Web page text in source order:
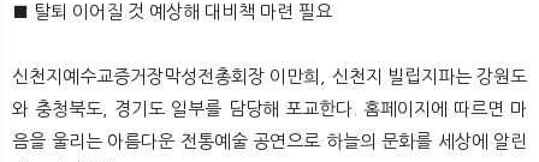
■ 탈퇴 이어질 것 예상해 대비책 마련 필요
신천지예수교증거장막성전총회장 이만희, 신천지 빌립지파는 강원도
와 충청북도, 경기도 일부를 담당해 포교한다. 홈페이지에 따르면 마
음을 울리는 아름다운 전통예술 공연으로 하늘의 문화를 세상에 알린